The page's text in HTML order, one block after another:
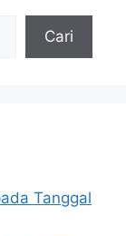
Cari
Tanggal